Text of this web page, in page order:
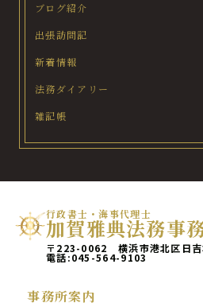
ブログ紹介
出張訪問記
新着情報
法務ダイアリー
雑記帳
行政書士・海事代理士
加賀雅典法務事
〒223-0062 横浜市港北区日吉
電話:045-564-9103
事務所案内